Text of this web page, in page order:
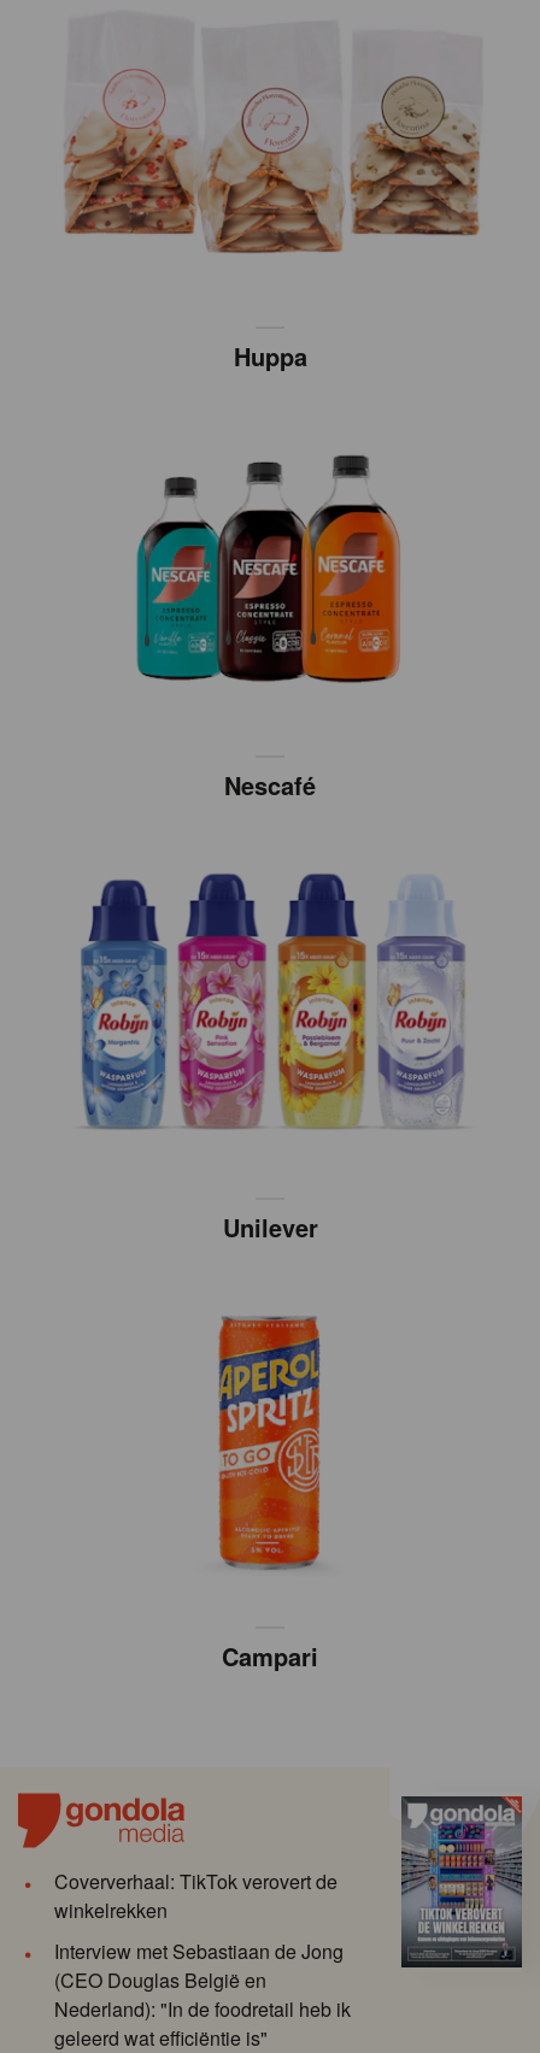
Huppa
Nescafé
Unilever
Campari
Coververhaal: TikTok verovert de
winkelrekken
Interview met Sebastiaan de Jong
(CEO Douglas België en
Nederland): "In de foodretail heb ik
geleerd wat efficiëntie is"